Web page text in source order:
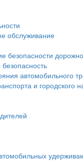
обслуживание
безопасности
автомобильного
и городского